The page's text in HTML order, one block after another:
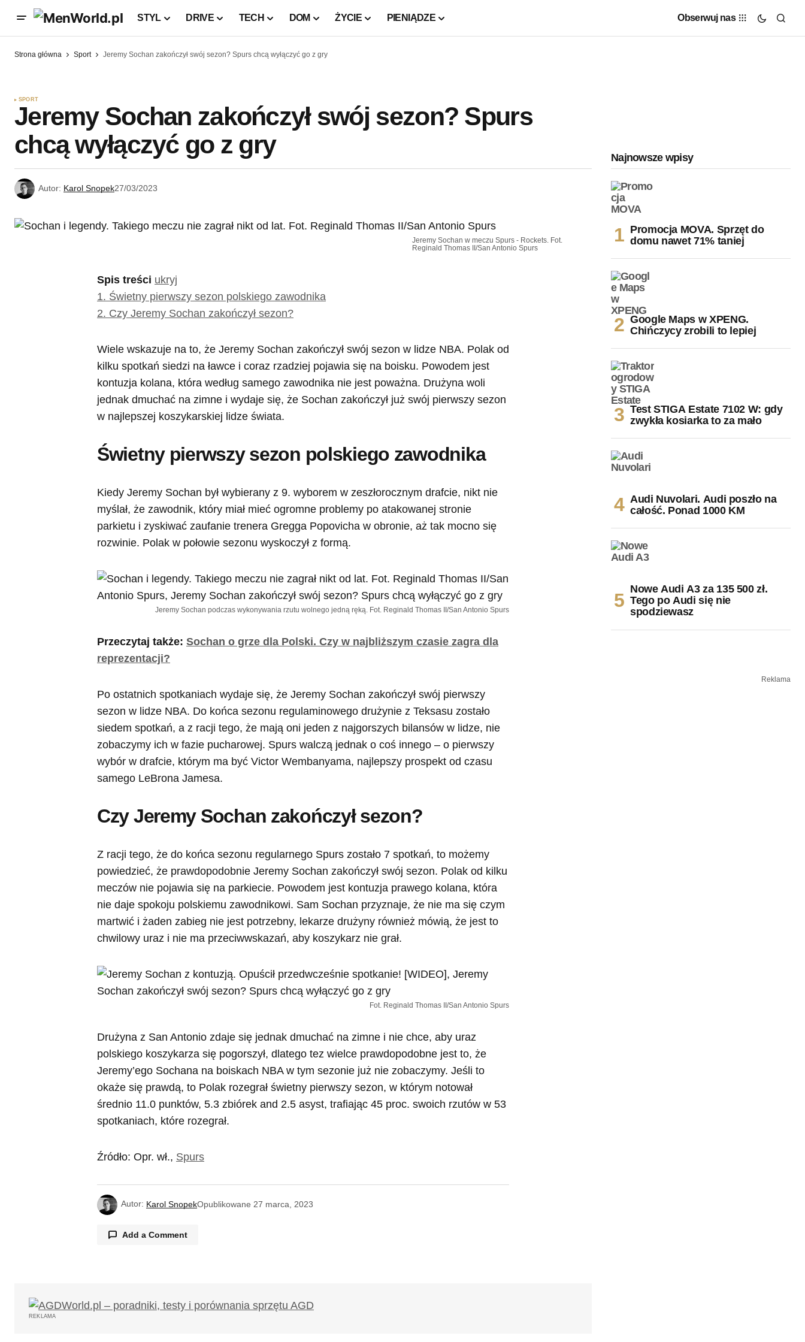
STYL DRIVE TECH DOM ŻYCIE PIENIĄDZE Obserwuj nas
Strona główna Sport Jeremy Sochan zakończył swój sezon? Spurs chcą wyłączyć go z gry
SPORT
Jeremy Sochan zakończył swój sezon? Spurs
chcą wyłączyć go z gry
Autor: Karol Snopek27/03/2023
Jeremy Sochan w meczu Spurs - Rockets. Fot.
Reginald Thomas II/San Antonio Spurs
Spis treści ukryj
1. Świetny pierwszy sezon polskiego zawodnika
2. Czy Jeremy Sochan zakończył sezon?
Wiele wskazuje na to, że Jeremy Sochan zakończył swój sezon w lidze NBA. Polak od
kilku spotkań siedzi na ławce i coraz rzadziej pojawia się na boisku. Powodem jest
kontuzja kolana, która według samego zawodnika nie jest poważna. Drużyna woli
jednak dmuchać na zimne i wydaje się, że Sochan zakończył już swój pierwszy sezon
w najlepszej koszykarskiej lidze świata.
Świetny pierwszy sezon polskiego zawodnika
Kiedy Jeremy Sochan był wybierany z 9. wyborem w zeszłorocznym drafcie, nikt nie
myślał, że zawodnik, który miał mieć ogromne problemy po atakowanej stronie
parkietu i zyskiwać zaufanie trenera Gregga Popovicha w obronie, aż tak mocno się
rozwinie. Polak w połowie sezonu wyskoczył z formą.
Jeremy Sochan podczas wykonywania rzutu wolnego jedną ręką. Fot. Reginald Thomas II/San Antonio Spurs
Przeczytaj także: Sochan o grze dla Polski. Czy w najbliższym czasie zagra dla
reprezentacji?
Po ostatnich spotkaniach wydaje się, że Jeremy Sochan zakończył swój pierwszy
sezon w lidze NBA. Do końca sezonu regulaminowego drużynie z Teksasu zostało
siedem spotkań, a z racji tego, że mają oni jeden z najgorszych bilansów w lidze, nie
zobaczymy ich w fazie pucharowej. Spurs walczą jednak o coś innego – o pierwszy
wybór w drafcie, którym ma być Victor Wembanyama, najlepszy prospekt od czasu
samego LeBrona Jamesa.
Czy Jeremy Sochan zakończył sezon?
Z racji tego, że do końca sezonu regularnego Spurs zostało 7 spotkań, to możemy
powiedzieć, że prawdopodobnie Jeremy Sochan zakończył swój sezon. Polak od kilku
meczów nie pojawia się na parkiecie. Powodem jest kontuzja prawego kolana, która
nie daje spokoju polskiemu zawodnikowi. Sam Sochan przyznaje, że nie ma się czym
martwić i żaden zabieg nie jest potrzebny, lekarze drużyny również mówią, że jest to
chwilowy uraz i nie ma przeciwwskazań, aby koszykarz nie grał.
Fot. Reginald Thomas II/San Antonio Spurs
Drużyna z San Antonio zdaje się jednak dmuchać na zimne i nie chce, aby uraz
polskiego koszykarza się pogorszył, dlatego tez wielce prawdopodobne jest to, że
Jeremy’ego Sochana na boiskach NBA w tym sezonie już nie zobaczymy. Jeśli to
okaże się prawdą, to Polak rozegrał świetny pierwszy sezon, w którym notował
średnio 11.0 punktów, 5.3 zbiórek and 2.5 asyst, trafiając 45 proc. swoich rzutów w 53
spotkaniach, które rozegrał.
Źródło: Opr. wł., Spurs
Autor: Karol SnopekOpublikowane 27 marca, 2023
Add a Comment
REKLAMA
Najnowsze wpisy
Promocja MOVA. Sprzęt do
domu nawet 71% taniej
Google Maps w XPENG.
Chińczycy zrobili to lepiej
Test STIGA Estate 7102 W: gdy
zwykła kosiarka to za mało
Audi Nuvolari. Audi poszło na
całość. Ponad 1000 KM
Nowe Audi A3 za 135 500 zł.
Tego po Audi się nie
spodziewasz
Reklama